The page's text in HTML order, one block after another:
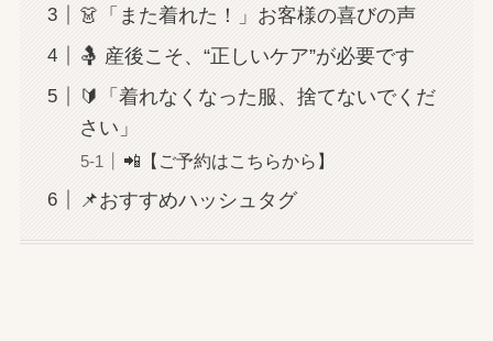
👗「また着れた！」お客様の喜びの声
🤱 産後こそ、“正しいケア”が必要です
🔰「着れなくなった服、捨てないでくだ
さい」
📲【ご予約はこちらから】
📌おすすめハッシュタグ